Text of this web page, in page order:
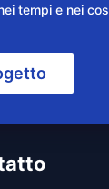
tempi e nei